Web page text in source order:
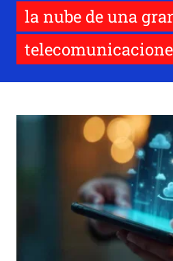
la nube de una